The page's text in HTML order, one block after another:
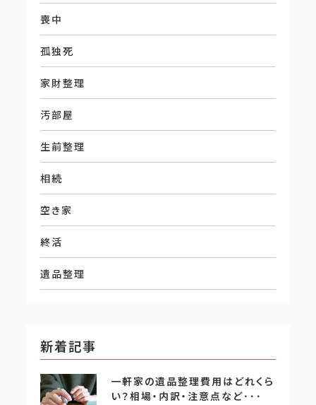
喪中
孤独死
家財整理
汚部屋
生前整理
相続
空き家
終活
遺品整理
新着記事
一軒家の遺品整理費用はどれくら
い？相場・内訳・注意点など･･･